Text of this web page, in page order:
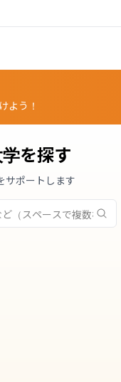
よう！
を探す
サポートします